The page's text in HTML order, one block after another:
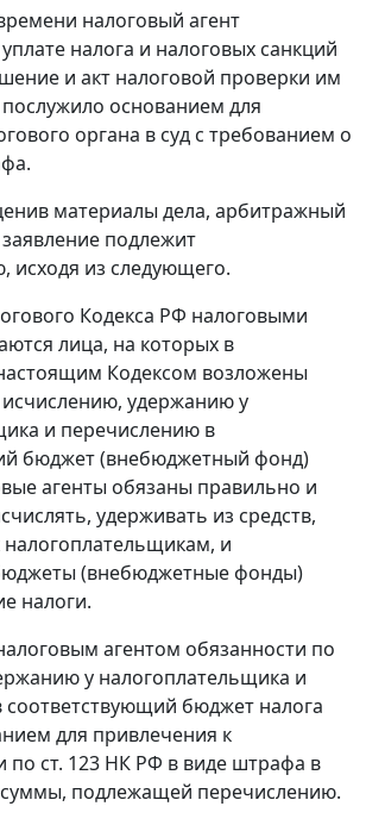
налоговый агент
налога и налоговых санкций
и акт налоговой проверки им
основанием для
органа в суд с требованием о
материалы дела, арбитражный
заявление подлежит
исходя из следующего.
Кодекса РФ налоговыми
лица, на которых в
Кодексом возложены
удержанию у
и перечислению в
бюджет (внебюджетный фонд)
агенты обязаны правильно и
удерживать из средств,
и
(внебюджетные фонды)
налоги.
агентом обязанности по
у налогоплательщика и
бюджет налога
для привлечения к
по ст. 123 НК РФ в виде штрафа в
суммы, подлежащей перечислению.